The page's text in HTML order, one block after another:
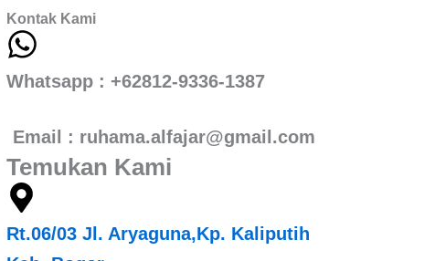
Kontak Kami
Whatsapp : +62812-9336-1387
Email : ruhama.alfajar@gmail.com
Temukan Kami
Rt.06/03 Jl. Aryaguna,Kp. Kaliputih